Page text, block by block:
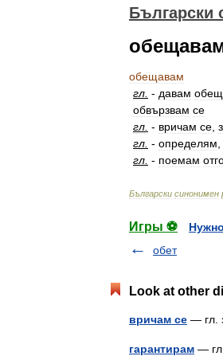
Български
обещавам
гл - давам
обвързвам се
гл - вричам се
гл - определям
гл - поемам
Български синонимен
Игры ⚽
обет
Look at other
вричам се — гл.
гарантирам —